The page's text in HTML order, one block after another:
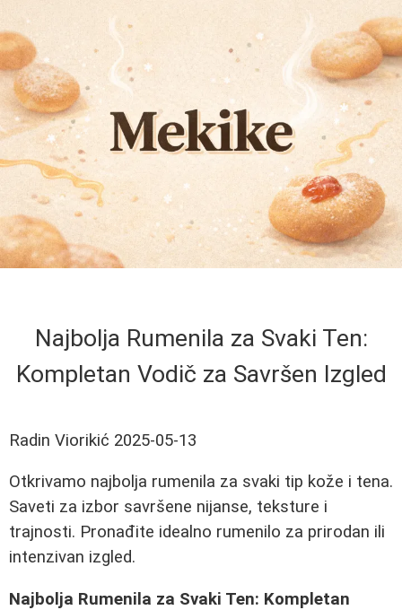
Najbolja Rumenila za Svaki Ten:
Kompletan Vodič za Savršen Izgled
Radin Viorikić 2025-05-13
Otkrivamo najbolja rumenila za svaki tip kože i tena.
Saveti za izbor savršene nijanse, teksture i
trajnosti. Pronađite idealno rumenilo za prirodan ili
intenzivan izgled.
Najbolja Rumenila za Svaki Ten: Kompletan